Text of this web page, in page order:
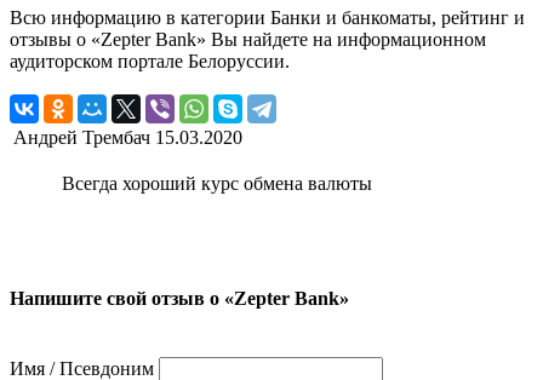
Всю информацию в категории Банки и банкоматы, рейтинг и
отзывы о «Zepter Bank» Вы найдете на информационном
аудиторском портале Белоруссии.
Андрей Трембач 15.03.2020
Всегда хороший курс обмена валюты
Напишите свой отзыв о «Zepter Bank»
Имя / Псевдоним